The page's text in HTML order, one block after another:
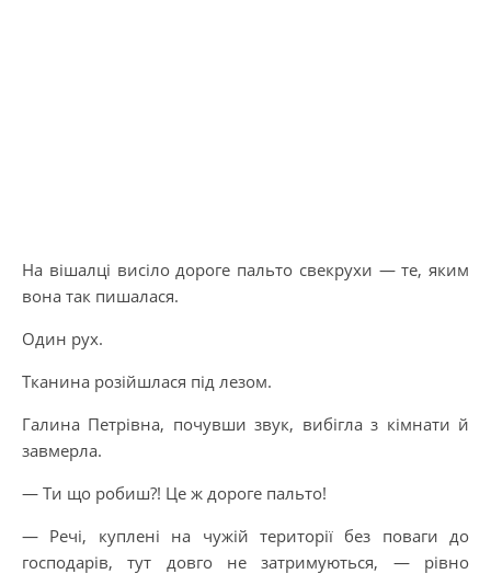
На вішалці висіло дороге пальто свекрухи — те, яким
вона так пишалася.
Один рух.
Тканина розійшлася під лезом.
Галина Петрівна, почувши звук, вибігла з кімнати й
завмерла.
— Ти що робиш?! Це ж дороге пальто!
— Речі, куплені на чужій території без поваги до
господарів, тут довго не затримуються, — рівно